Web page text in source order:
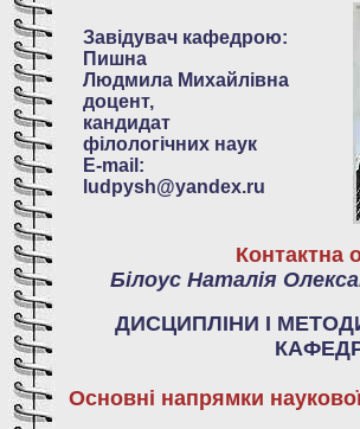
Завідувач кафедрою:
Пишна
Людмила Михайлівна
доцент,
кандидат
філологічних наук
E-mail:
ludpysh@yandex.ru
Контактна
Білоус Наталія
ДИСЦИПЛІНИ І
Основні напрямки